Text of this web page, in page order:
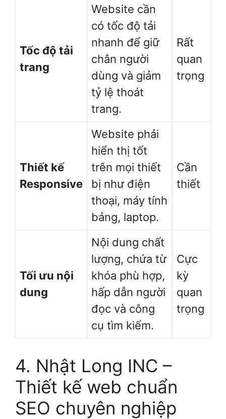
Tốc độ tải
trang
Website cần
có tốc độ tải
nhanh để giữ
chân người
dùng và giảm
tỷ lệ thoát
trang.
Rất
quan
trọng
Thiết kế
Responsive
Website phải
hiển thị tốt
trên mọi thiết
bị như điện
thoại, máy tính
bảng, laptop.
Cần
thiết
Tối ưu nội
dung
Nội dung chất
lượng, chứa từ
khóa phù hợp,
hấp dẫn người
đọc và công
cụ tìm kiếm.
Cực
kỳ
quan
trọng
4. Nhật Long INC –
Thiết kế web chuẩn
SEO chuyên nghiệp